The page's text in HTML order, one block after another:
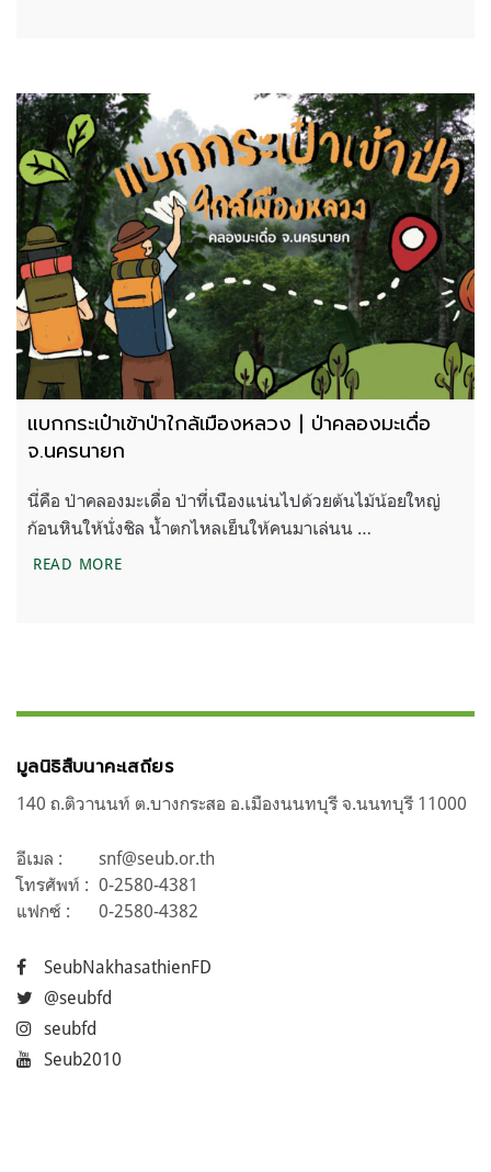
แบกกระเป๋าเข้าป่าใกล้เมืองหลวง | ป่าคลองมะเดื่อ
จ.นครนายก
นี่คือ ป่าคลองมะเดื่อ ป่าที่เนืองแน่นไปด้วยต้นไม้น้อยใหญ่
ก้อนหินให้นั่งชิล น้ำตกไหลเย็นให้คนมาเล่นน …
READ MOREแบกกระเป๋าเข้าป่าใกล้เมืองหลวง | ป่าคลองมะเดื่อ
มูลนิธิสืบนาคะเสถียร
140 ถ.ติวานนท์ ต.บางกระสอ อ.เมืองนนทบุรี จ.นนทบุรี 11000
อีเมล :
snf@seub.or.th
โทรศัพท์ : 0-2580-4381
แฟกซ์ :
0-2580-4382
SeubNakhasathienFD
@seubfd
seubfd
Seub2010